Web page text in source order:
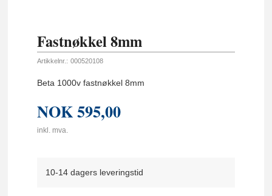
Fastnøkkel 8mm
Artikkelnr.: 000520108
Beta 1000v fastnøkkel 8mm
NOK595,00
inkl. mva.
10-14 dagers leveringstid